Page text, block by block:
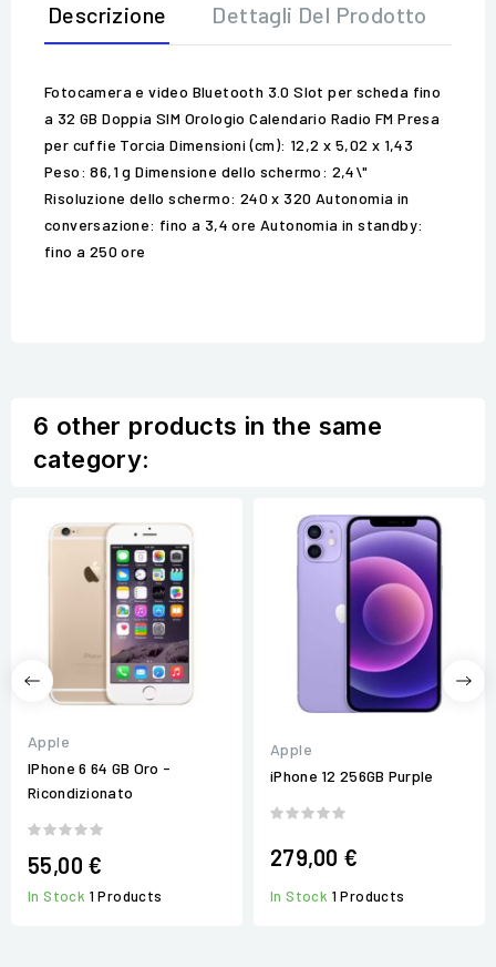
Descrizione Dettagli Del Prodotto
Fotocamera e video Bluetooth 3.0 Slot per scheda fino
a 32 GB Doppia SIM Orologio Calendario Radio FM Presa
per cuffie Torcia Dimensioni (cm): 12,2 x 5,02 x 1,43
Peso: 86,1 g Dimensione dello schermo: 2,4\"
Risoluzione dello schermo: 240 x 320 Autonomia in
conversazione: fino a 3,4 ore Autonomia in standby:
fino a 250 ore
6 other products in the same
category:
Apple
IPhone 6 64 GB Oro -
Ricondizionato
55,00 €
In Stock 1 Products
Apple
iPhone 12 256GB Purple
279,00 €
In Stock 1 Products